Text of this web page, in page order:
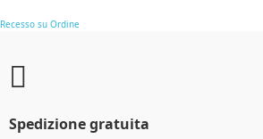
Recesso su Ordine
Spedizione gratuita